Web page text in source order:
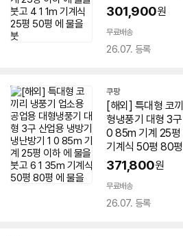
301,900원
무료배송
26.07. 등록
쿠팡
[해외] 특대형 코
형냉풍기 대형 3
0 85m 기계 25평
기계식 50평 80
371,800원
무료배송
26.07. 등록